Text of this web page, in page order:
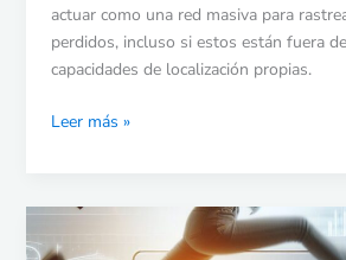
actuar como una red masiva para
perdidos, incluso si estos están fuera
capacidades de localización propias.
Leer más »
experimenta